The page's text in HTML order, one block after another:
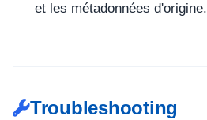
et les métadonnées d'origine.
Troubleshooting